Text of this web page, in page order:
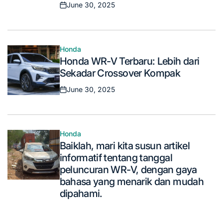
Posted
June 30, 2025
Posted
in
Honda
Honda WR-V Terbaru: Lebih dari
Sekadar Crossover Kompak
Posted
June 30, 2025
Posted
in
Honda
Baiklah, mari kita susun artikel
informatif tentang tanggal
peluncuran WR-V, dengan gaya
bahasa yang menarik dan mudah
dipahami.